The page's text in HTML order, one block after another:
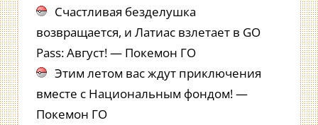
Счастливая безделушка
возвращается, и Латиас взлетает в GO
Pass: Август! — Покемон ГО
Этим летом вас ждут приключения
вместе с Национальным фондом! —
Покемон ГО